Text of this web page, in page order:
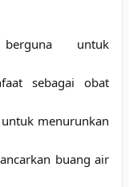
untuk
sebagai obat
menurunkan
buang air